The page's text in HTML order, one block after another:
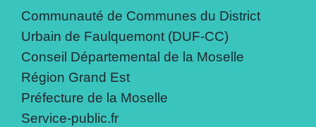
Communauté de Communes du District
Urbain de Faulquemont (DUF-CC)
Conseil Départemental de la Moselle
Région Grand Est
Préfecture de la Moselle
Service-public.fr